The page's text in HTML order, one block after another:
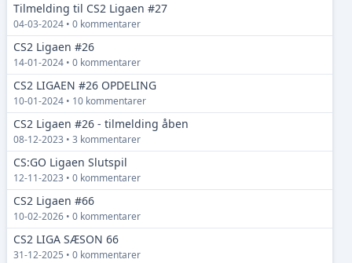
Tilmelding til CS2 Ligaen #27
04-03-2024 • 0 kommentarer
CS2 Ligaen #26
14-01-2024 • 0 kommentarer
CS2 LIGAEN #26 OPDELING
10-01-2024 • 10 kommentarer
CS2 Ligaen #26 - tilmelding åben
08-12-2023 • 3 kommentarer
CS:GO Ligaen Slutspil
12-11-2023 • 0 kommentarer
CS2 Ligaen #66
10-02-2026 • 0 kommentarer
CS2 LIGA SÆSON 66
31-12-2025 • 0 kommentarer